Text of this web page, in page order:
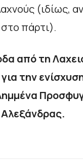
(ιδίως,
πάρτι).
από τη
την